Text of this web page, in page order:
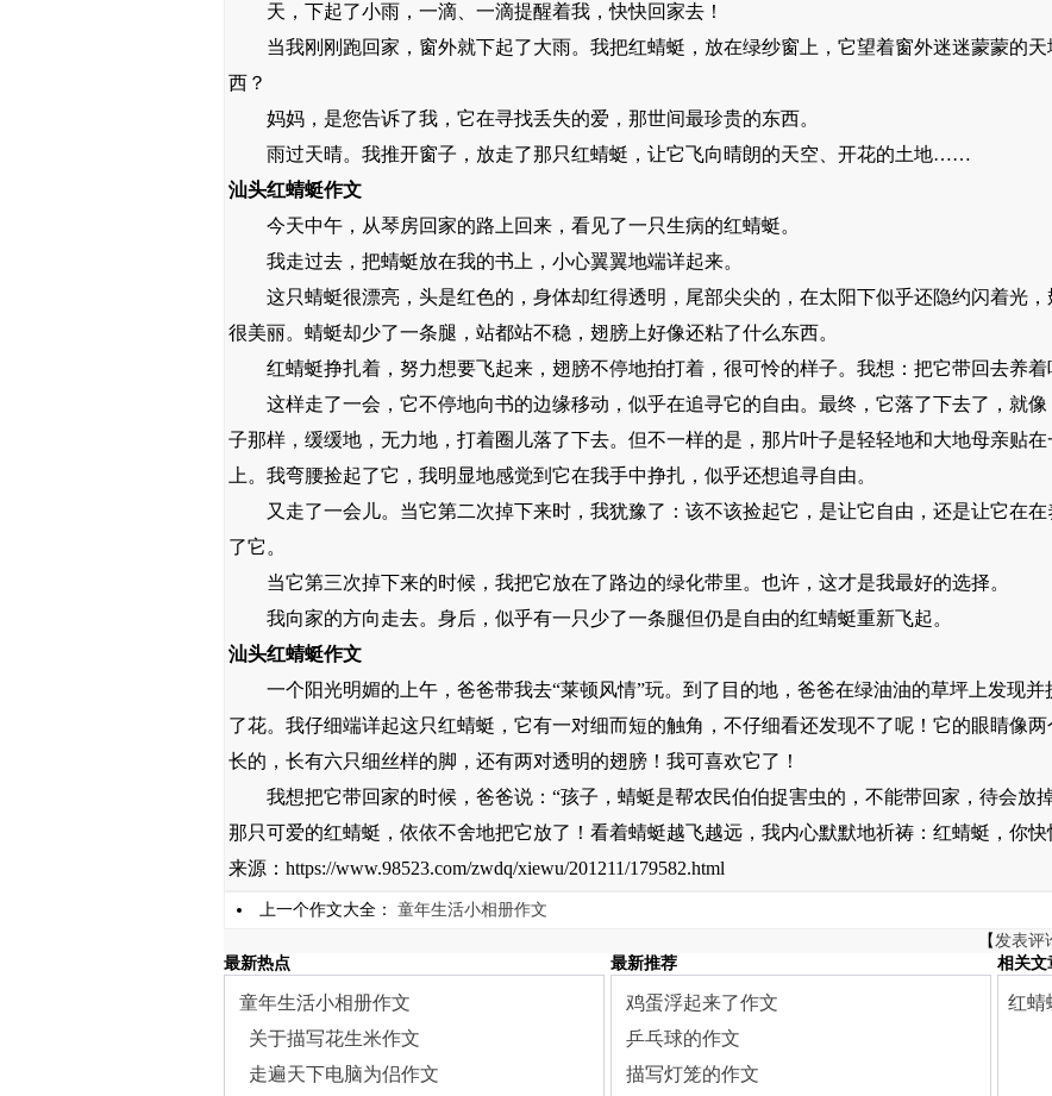
天，下起了小雨，一滴、一滴提醒着我，快快回家去！
当我刚刚跑回家，窗外就下起了大雨。我把红蜻蜓，放在绿纱窗上，它望着窗外迷迷蒙蒙的天
西？
妈妈，是您告诉了我，它在寻找丢失的爱，那世间最珍贵的东西。
雨过天晴。我推开窗子，放走了那只红蜻蜓，让它飞向晴朗的天空、开花的土地……
汕头红蜻蜓作文
今天中午，从琴房回家的路上回来，看见了一只生病的红蜻蜓。
我走过去，把蜻蜓放在我的书上，小心翼翼地端详起来。
这只蜻蜓很漂亮，头是红色的，身体却红得透明，尾部尖尖的，在太阳下似乎还隐约闪着光，
很美丽。蜻蜓却少了一条腿，站都站不稳，翅膀上好像还粘了什么东西。
红蜻蜓挣扎着，努力想要飞起来，翅膀不停地拍打着，很可怜的样子。我想：把它带回去养着
这样走了一会，它不停地向书的边缘移动，似乎在追寻它的自由。最终，它落了下去了，就像
子那样，缓缓地，无力地，打着圈儿落了下去。但不一样的是，那片叶子是轻轻地和大地母亲贴
上。我弯腰捡起了它，我明显地感觉到它在我手中挣扎，似乎还想追寻自由。
又走了一会儿。当它第二次掉下来时，我犹豫了：该不该捡起它，是让它自由，还是让它在在
了它。
当它第三次掉下来的时候，我把它放在了路边的绿化带里。也许，这才是我最好的选择。
我向家的方向走去。身后，似乎有一只少了一条腿但仍是自由的红蜻蜓重新飞起。
汕头红蜻蜓作文
一个阳光明媚的上午，爸爸带我去“莱顿风情”玩。到了目的地，爸爸在绿油油的草坪上发现并
了花。我仔细端详起这只红蜻蜓，它有一对细而短的触角，不仔细看还发现不了呢！它的眼睛像
长的，长有六只细丝样的脚，还有两对透明的翅膀！我可喜欢它了！
我想把它带回家的时候，爸爸说：“孩子，蜻蜓是帮农民伯伯捉害虫的，不能带回家，待会放
那只可爱的红蜻蜓，依依不舍地把它放了！看着蜻蜓越飞越远，我内心默默地祈祷：红蜻蜓，你快
来源：https://www.98523.com/zwdq/xiewu/201211/179582.html
上一个作文大全： 童年生活小相册作文
【发表评
最新热点
最新推荐 相关文
童年生活小相册作文
关于描写花生米作文
走遍天下电脑为侣作文
鸡蛋浮起来了作文
乒乓球的作文
描写灯笼的作文
红蜻